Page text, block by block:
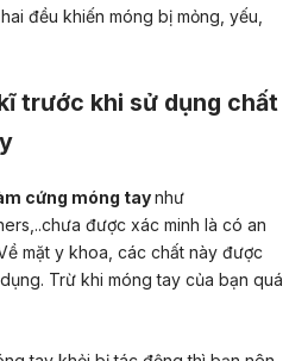
đều khiến móng bị mỏng, yếu,
trước khi sử dụng chất
cứng móng taynhư
được xác minh là có an
mặt y khoa, các chất này được
Trừ khi móng tay của bạn quá